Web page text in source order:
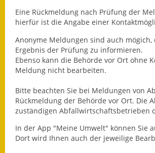
Eine Rückmeldung nach Prüfung der
hierfür ist die Angabe einer
Anonyme Meldungen sind auch
Ergebnis der Prüfung zu informieren.
Ebenso kann die Behörde vor Ort ohne
Meldung nicht bearbeiten.
Bitte beachten Sie bei Meldungen von
Rückmeldung der Behörde vor Ort. Die
zuständigen Abfallwirtschaftsbetrieben
In der App "Meine Umwelt" können Sie
Dort wird Ihnen auch der jeweilige